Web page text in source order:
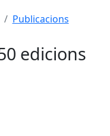
Publicacions
edicions